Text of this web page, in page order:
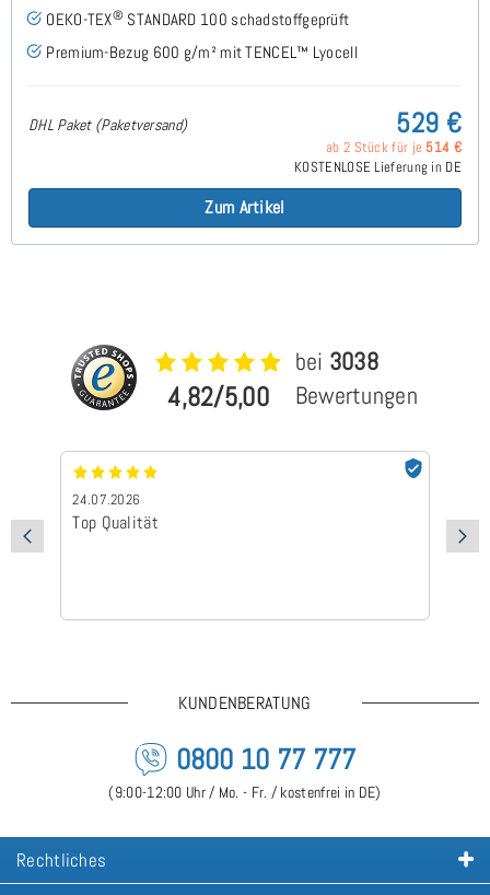
OEKO-TEX® STANDARD 100 schadstoffgeprüft
Premium-Bezug 600 g/m² mit TENCEL™ Lyocell
DHL Paket (Paketversand) 529 €
ab 2 Stück für je 514 €
KOSTENLOSE Lieferung in DE
Zum Artikel
4,82/5,00
bei 3038
Bewertungen
24.07.2026
Top Qualität
KUNDENBERATUNG
0800 10 77 777
(9:00-12:00 Uhr / Mo. - Fr. / kostenfrei in DE)
Rechtliches